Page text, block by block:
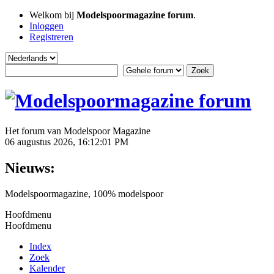
Welkom bij Modelspoormagazine forum.
Inloggen
Registreren
Het forum van Modelspoor Magazine
06 augustus 2026, 16:12:01 PM
Nieuws:
Modelspoormagazine, 100% modelspoor
Hoofdmenu
Hoofdmenu
Index
Zoek
Kalender